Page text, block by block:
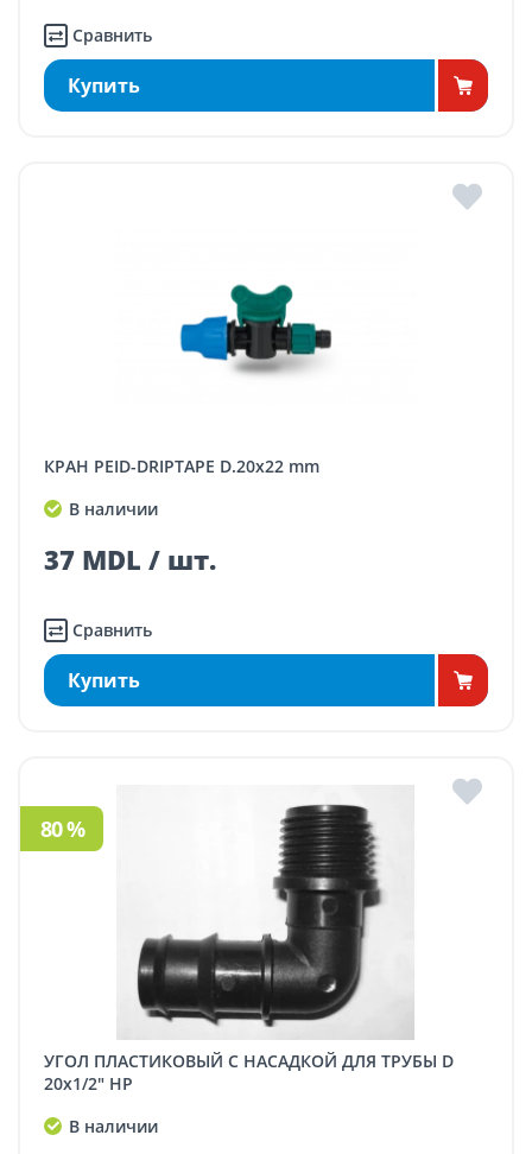
Сравнить
Купить
КРАН PEID-DRIPTAPE D.20x22 mm
В наличии
37 MDL / шт.
Сравнить
Купить
УГОЛ ПЛАСТИКОВЫЙ С НАСАДКОЙ ДЛЯ ТРУБЫ D
20x1/2" НР
В наличии
80 %